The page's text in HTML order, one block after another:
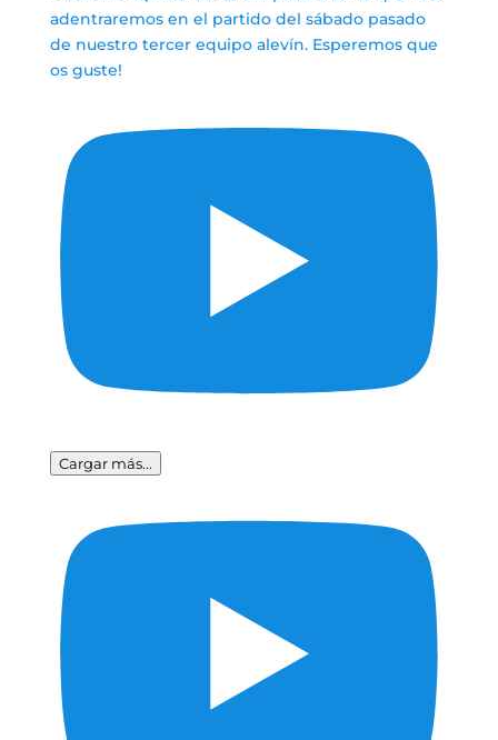
Cargar más...